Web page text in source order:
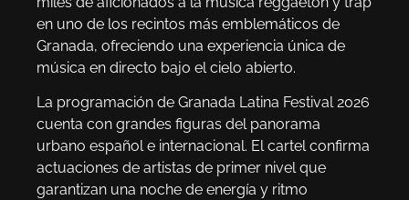
en uno de los recintos más emblemáticos de
Granada, ofreciendo una experiencia única de
música en directo bajo el cielo abierto.
La programación de Granada Latina Festival 2026
cuenta con grandes figuras del panorama
urbano español e internacional. El cartel confirma
actuaciones de artistas de primer nivel que
garantizan una noche de energía y ritmo